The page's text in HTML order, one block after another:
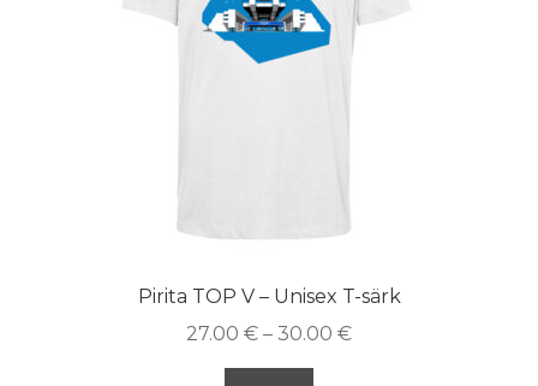
Pirita TOP V – Unisex T-särk
27.00 € – 30.00 €